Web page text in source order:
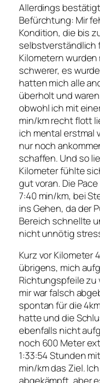
Allerdings
Befürchtung: Mir
Kondition, die bis
selbstverständlich
Kilometern
schwerer, es
hatten mich alle
überholt und
obwohl ich mit
min/km recht flott
ich mental erstmal
nur noch
schaffen. Und so
Kilometer fühlte
gut voran. Die
7:40 min/km, bei
ins Gehen, da der
Bereich schnellte
nicht unnötig
Kurz vor Kilometer
übrigens, mich
Richtungspfeile zu
mir war falsch
spontan für die
hatte und die
ebenfalls nicht
noch 600 Meter
1:33:54 Stunden
min/km das Ziel.